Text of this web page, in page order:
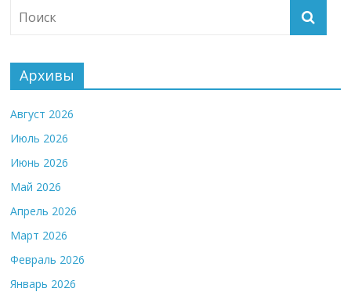
Архивы
Август 2026
Июль 2026
Июнь 2026
Май 2026
Апрель 2026
Март 2026
Февраль 2026
Январь 2026